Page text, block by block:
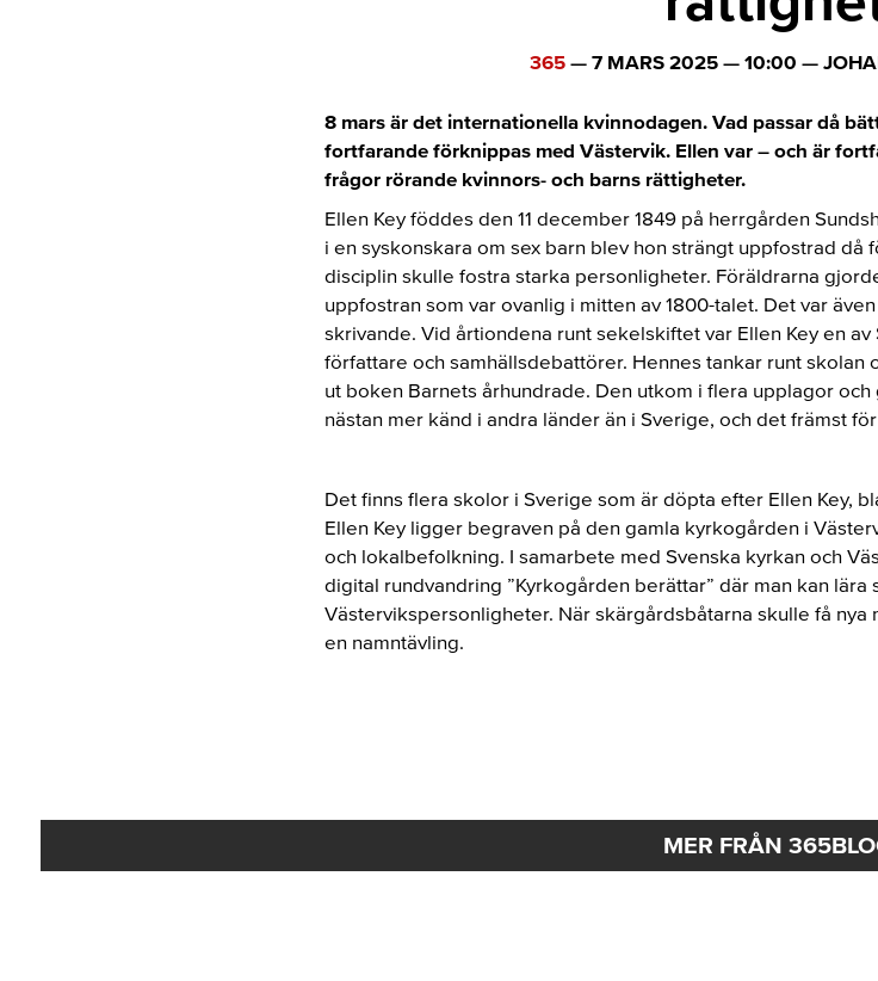
365 — 7 MARS 2025 — 10:00 —
8 mars är det internationella kvinnodagen. Vad passar då
fortfarande förknippas med Västervik. Ellen var – och är
frågor rörande kvinnors- och barns rättigheter.
Ellen Key föddes den 11 december 1849 på herrgården
i en syskonskara om sex barn blev hon strängt uppfostrad
disciplin skulle fostra starka personligheter. Föräldrarna
uppfostran som var ovanlig i mitten av 1800-talet. Det var
skrivande. Vid årtiondena runt sekelskiftet var Ellen Key en
författare och samhällsdebattörer. Hennes tankar runt skolan
ut boken Barnets århundrade. Den utkom i flera upplagor och
nästan mer känd i andra länder än i Sverige, och det främst
Det finns flera skolor i Sverige som är döpta efter Ellen Key,
Ellen Key ligger begraven på den gamla kyrkogården i
och lokalbefolkning. I samarbete med Svenska kyrkan och
digital rundvandring ”Kyrkogården berättar” där man kan lära
Västervikspersonligheter. När skärgårdsbåtarna skulle få
en namntävling.
MER FRÅN